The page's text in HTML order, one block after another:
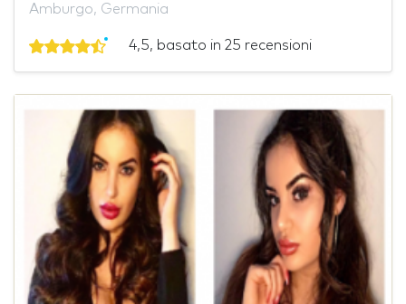
Amburgo, Germania
4,5, basato in 25 recensioni